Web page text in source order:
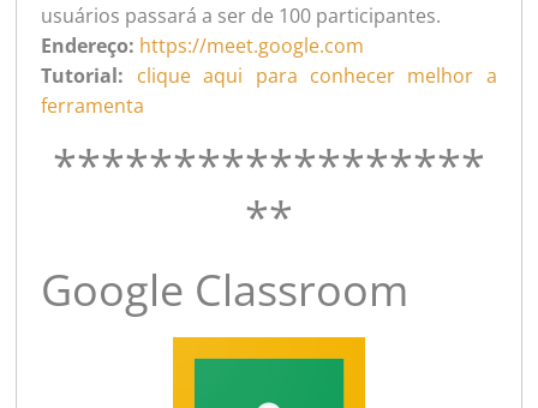
usuários passará a ser de 100 participantes.
Endereço: https://meet.google.com
Tutorial: clique aqui para conhecer melhor a
ferramenta
******************
**
Google Classroom